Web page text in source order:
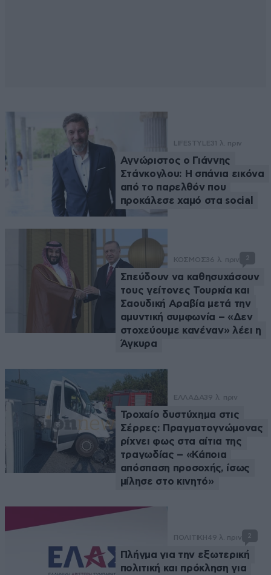
LIFESTYLE31 λ. πριν
Αγνώριστος ο Γιάννης
Στάνκογλου: Η σπάνια εικόνα
από το παρελθόν που
προκάλεσε χαμό στα social
ΚΟΣΜΟΣ36 λ. πριν 2
Σπεύδουν να καθησυχάσουν
τους γείτονες Τουρκία και
Σαουδική Αραβία μετά την
αμυντική συμφωνία – «Δεν
στοχεύουμε κανέναν» λέει η
Άγκυρα
ΕΛΛΑΔΑ39 λ. πριν
Τροχαίο δυστύχημα στις
Σέρρες: Πραγματογνώμονας
ρίχνει φως στα αίτια της
τραγωδίας – «Κάποια
απόσπαση προσοχής, ίσως
μίλησε στο κινητό»
ΠΟΛΙΤΙΚΗ49 λ. πριν 2
Πλήγμα για την εξωτερική
πολιτική και πρόκληση για